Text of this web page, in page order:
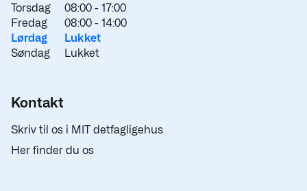
Torsdag
08:00 - 17:00
Fredag
08:00 - 14:00
Lørdag
Lukket
Søndag
Lukket
Kontakt
Skriv til os i MIT detfagligehus
Her finder du os